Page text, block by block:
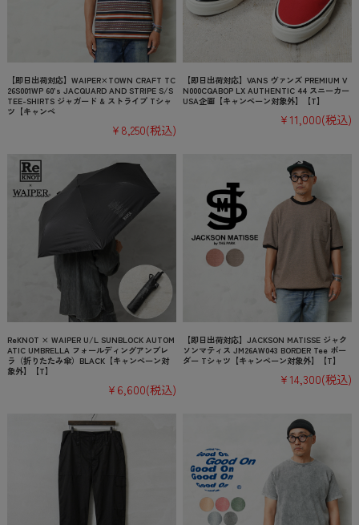
【即日出荷対応】WAIPER×TOWN CRAFT TC
26S001WP 60’s JACQUARD AND STRIPE S/S
TEE-SHIRTS ジャガード & ストライプ Tシャ
ツ【キャンペ
¥8,250(税込)
【即日出荷対応】VANS ヴァンズ PREMIUM V
N000CQABOP LX AUTHENTIC 44 スニーカー
USA企画【キャンペーン対象外】【T】
¥11,000(税込)
ReKNOT × WAIPER U/L SUNBLOCK AUTOM
ATIC UMBRELLA フォールディングアンブレ
ラ（折りたたみ傘）BLACK【キャンペーン対
象外】【T】
¥6,600(税込)
【即日出荷対応】JACKSON MATISSE ジャク
ソンマティス JM26AW043 BORDER Tee ボー
ダー Tシャツ【キャンペーン対象外】【T】
¥14,300(税込)